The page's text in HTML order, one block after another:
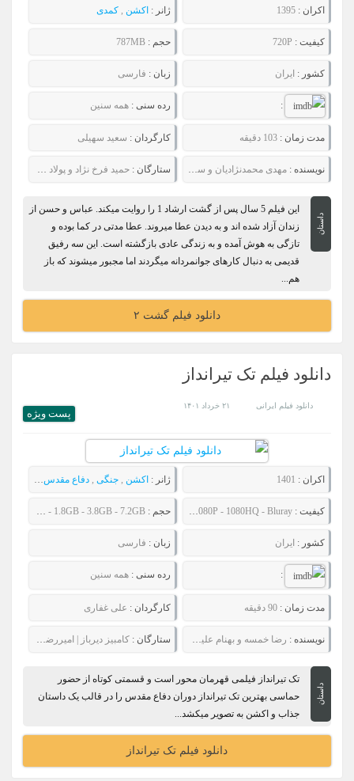
اکران :1395 ژانر : اکشن کمدی
کیفیت : 720P حجم : 787MB
کشور : ایران زبان : فارسی
: رده سنی : همه سنین
مدت زمان :103 دقیقه کارگردان : سعید سهیلی
نویسنده :مهدی محمدنژادیان و سعید سهیلی ستارگان : حمید فرخ نژاد و پولاد کیمیایی
داستان
این فیلم 5 سال پس از گشت ارشاد 1 را روایت میکند. عباس و حسن از
زندان آزاد شده اند و به دیدن عطا میروند. عطا مدتی در کما بوده و
تازگی به هوش آمده و به زندگی عادی بازگشته است. این سه رفیق
قدیمی به دنبال کارهای جوانمردانه میگردند اما مجبور میشوند که باز
هم...
دانلود فیلم گشت ۲
دانلود فیلم تک تیرانداز
دانلود فیلم ایرانی ۲۱ خرداد ۱۴۰۱
پست ويژه
اکران : 1401 ژانر : اکشن , جنگی , دفاع مقدس,زندگینامه
کیفیت :480P - 720P - 1080P - 1080HQ - Bluray حجم : 714MB - 996MB - 1.8GB - 3.8GB - 7.2GB
کشور : ایران زبان : فارسی
: رده سنی : همه سنین
مدت زمان :90 دقیقه کارگردان : علی غفاری
نویسنده : رضا خمسه و بهنام علیزاده ستارگان : کامبیز دیرباز | امیررضا دلاوری | علیرضا کمالی | انوش معظمی
داستان
تک ‌تیرانداز فیلمی قهرمان محور است و قسمتی کوتاه از حضور
حماسی بهترین تک ‌تیرانداز دوران دفاع مقدس را در قالب یک داستان
جذاب و اکشن به تصویر میکشد...
دانلود فیلم تک تیرانداز